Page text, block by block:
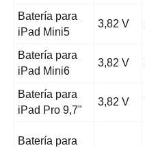
Batería para
iPad Mini5
3,82 V
Batería para
iPad Mini6
3,82 V
Batería para
iPad Pro 9,7"
3,82 V
Batería para